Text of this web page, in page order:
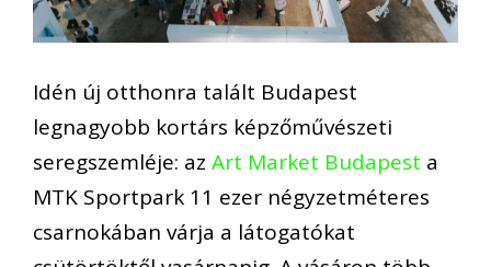
Idén új otthonra talált Budapest
legnagyobb kortárs képzőművészeti
seregszemléje: az Art Market Budapest a
MTK Sportpark 11 ezer négyzetméteres
csarnokában várja a látogatókat